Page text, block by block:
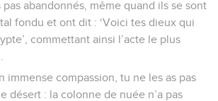
pas abandonnés, même quand ils se sont
fondu et ont dit : ‘Voici tes dieux qui
commettant ainsi l’acte le plus
immense compassion, tu ne les as pas
désert : la colonne de nuée n’a pas